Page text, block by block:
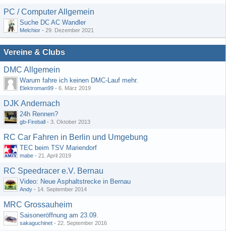
PC / Computer Allgemein
Suche DC AC Wandler
Melchior - 29. Dezember 2021
Vereine & Clubs
DMC Allgemein
Warum fahre ich keinen DMC-Lauf mehr.
Elektroman99 - 6. März 2019
DJK Andernach
24h Rennen?
gb-Fireball - 3. Oktober 2013
RC Car Fahren in Berlin und Umgebung
TEC beim TSV Mariendorf
mabe - 21. April 2019
RC Speedracer e.V. Bernau
Video: Neue Asphaltstrecke in Bernau
Andy - 14. September 2014
MRC Grossauheim
Saisoneröffnung am 23.09.
sakaguchinet - 22. September 2016